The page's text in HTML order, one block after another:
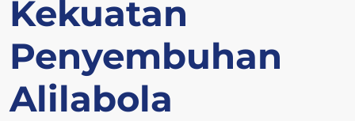
Kekuatan
Penyembuhan
Alilabola